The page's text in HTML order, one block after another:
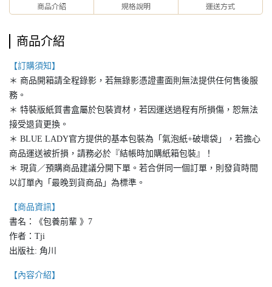
商品介紹 規格說明 運送方式
商品介紹
【訂購須知】
＊ 商品開箱請全程錄影，若無錄影憑證畫面則無法提供任何售後服
務。
＊ 特裝版紙質書盒屬於包裝資材，若因運送過程有所損傷，恕無法
接受退貨更換。
＊ BLUE LADY官方提供的基本包裝為「氣泡紙+破壞袋」，若擔心
商品運送被折損，請務必於『結帳時加購紙箱包裝』！
＊ 現貨／預購商品建議分開下單。若合併同一個訂單，則發貨時間
以訂單內「最晚到貨商品」為標準。
【商品資訊】
書名：《包養前輩 》7
作者：Tji
出版社: 角川
【內容介紹】